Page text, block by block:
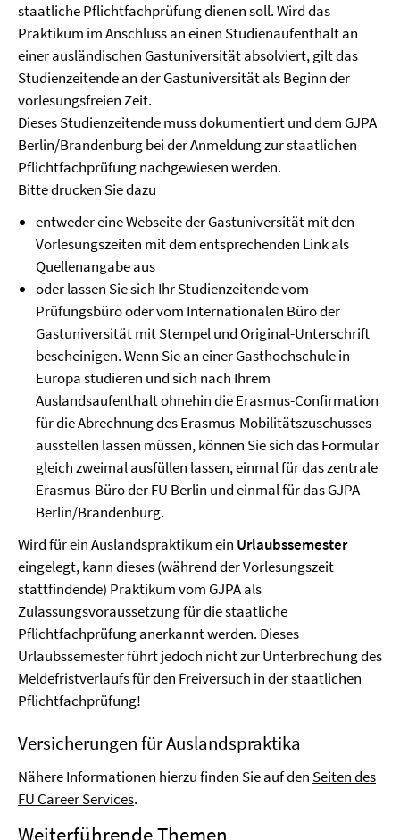
staatliche Pflichtfachprüfung dienen soll. Wird das
Praktikum im Anschluss an einen Studienaufenthalt an
einer ausländischen Gastuniversität absolviert, gilt das
Studienzeitende an der Gastuniversität als Beginn der
vorlesungsfreien Zeit.
Dieses Studienzeitende muss dokumentiert und dem GJPA
Berlin/Brandenburg bei der Anmeldung zur staatlichen
Pflichtfachprüfung nachgewiesen werden.
Bitte drucken Sie dazu
entweder eine Webseite der Gastuniversität mit den
Vorlesungszeiten mit dem entsprechenden Link als
Quellenangabe aus
oder lassen Sie sich Ihr Studienzeitende vom
Prüfungsbüro oder vom Internationalen Büro der
Gastuniversität mit Stempel und Original-Unterschrift
bescheinigen. Wenn Sie an einer Gasthochschule in
Europa studieren und sich nach Ihrem
Auslandsaufenthalt ohnehin dieErasmus-Confirmation
für die Abrechnung des Erasmus-Mobilitätszuschusses
ausstellen lassen müssen, können Sie sich das Formular
gleich zweimal ausfüllen lassen, einmal für das zentrale
Erasmus-Büro der FU Berlin und einmal für das GJPA
Berlin/Brandenburg.
Wird für ein Auslandspraktikum ein Urlaubssemester
eingelegt, kann dieses (während der Vorlesungszeit
stattfindende) Praktikum vom GJPA als
Zulassungsvoraussetzung für die staatliche
Pflichtfachprüfung anerkannt werden. Dieses
Urlaubssemester führt jedoch nicht zur Unterbrechung des
Meldefristverlaufs für den Freiversuch in der staatlichen
Pflichtfachprüfung!
Versicherungen für Auslandspraktika
Nähere Informationen hierzu finden Sie auf den Seiten des
FU Career Services.
Weiterführende Themen